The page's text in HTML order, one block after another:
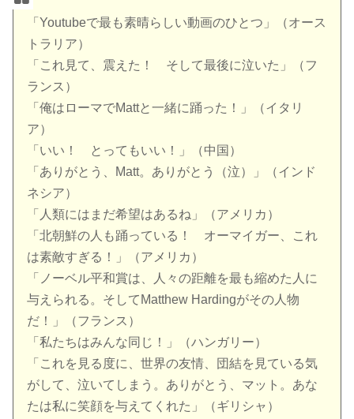
「Youtubeで最も素晴らしい動画のひとつ」（オース
トラリア）
「これ見て、震えた！ そして最後に泣いた」（フ
ランス）
「俺はローマでMattと一緒に踊った！」（イタリ
ア）
「いい！ とってもいい！」（中国）
「ありがとう、Matt。ありがとう（泣）」（インド
ネシア）
「人類にはまだ希望はあるね」（アメリカ）
「北朝鮮の人も踊っている！ オーマイガー、これ
は素敵すぎる！」（アメリカ）
「ノーベル平和賞は、人々の距離を最も縮めた人に
与えられる。そしてMatthew Hardingがその人物
だ！」（フランス）
「私たちはみんな同じ！」（ハンガリー）
「これを見る度に、世界の友情、団結を見ている気
がして、泣いてしまう。ありがとう、マット。あな
たは私に笑顔を与えてくれた」（ギリシャ）